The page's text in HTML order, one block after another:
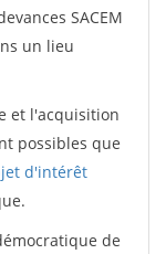
SACEM
un lieu
et l'acquisition
possibles que
d'intérêt
de